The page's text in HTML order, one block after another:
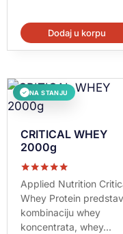
Dodaj u korpu
✓ NA STANJU
CRITICAL WHEY
2000g
Ocenjeno sa
5.00
od 5
Applied Nutrition
Whey Protein
kombinaciju whey
koncentrata, whey...